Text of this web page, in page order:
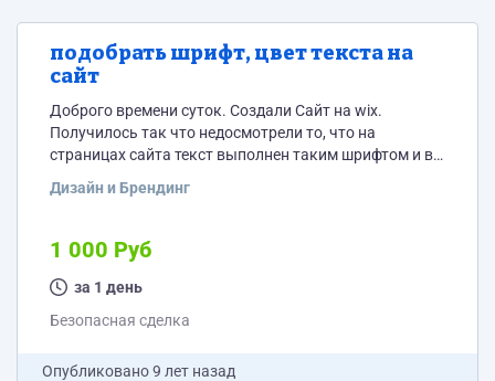
подобрать шрифт, цвет текста на
сайт
Доброго времени суток. Создали Сайт на wix.
Получилось так что недосмотрели то, что на
страницах сайта текст выполнен таким шрифтом и в
читаемый.Нужно изменить шрифт и цвет так чтобы
maestro-a.com
Дизайн и Брендинг
1 000 Руб
за 1 день
Безопасная сделка
Опубликовано9 лет назад